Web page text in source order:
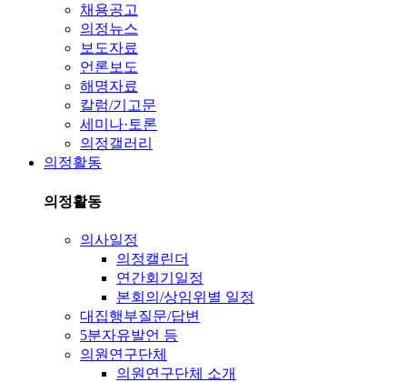
채용공고
의정뉴스
보도자료
언론보도
해명자료
칼럼/기고문
세미나·토론
의정갤러리
의정활동
의정활동
의사일정
의정캘린더
연간회기일정
본회의/상임위별 일정
대집행부질문/답변
5분자유발언 등
의원연구단체
의원연구단체 소개